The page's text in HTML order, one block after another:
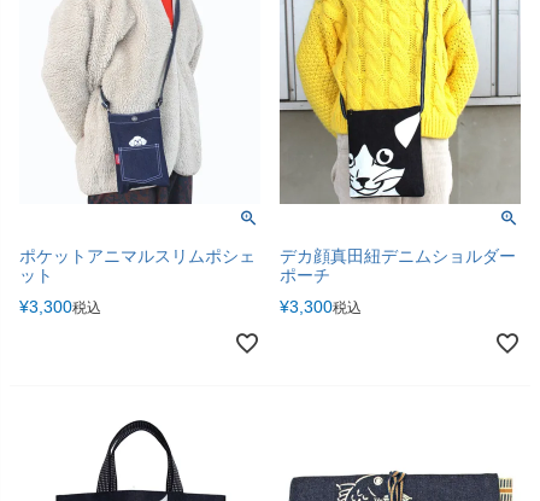
ポケットアニマルスリムポシェ
ット
¥3,300税込
デカ顔真田紐デニムショルダー
ポーチ
¥3,300税込